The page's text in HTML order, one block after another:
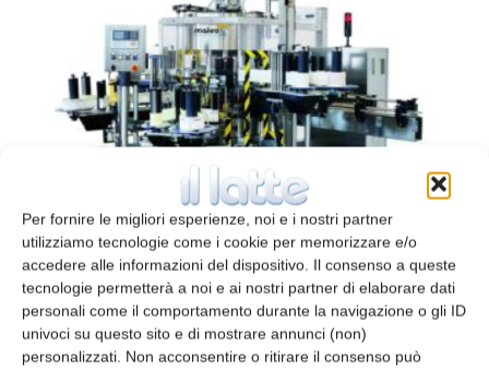
Per fornire le migliori esperienze, noi e i nostri partner
utilizziamo tecnologie come i cookie per memorizzare e/o
accedere alle informazioni del dispositivo. Il consenso a queste
tecnologie permetterà a noi e ai nostri partner di elaborare dati
personali come il comportamento durante la navigazione o gli ID
univoci su questo sito e di mostrare annunci (non)
personalizzati. Non acconsentire o ritirare il consenso può
Etichettatura CE
Redazione 1 Aprile 2014
Leggi la rivista